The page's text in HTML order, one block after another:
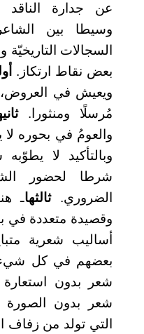
عن جدارة الناقد
وسيطا بين
السجالات التاريخيّة
بعض نقاط ارتكاز.
ويعيش في
مُرسلًا ومنثورا.
والعومُ في بحوره
وبالتأكيد لا
شرطا لحضور
الضروري.ثالثهاـ
وقصيدة متعددة في
أساليب شعرية
بعضهم في كل شيء
شعر بدون استعارة
شعر بدون الصورة
التي تولد من زفاف